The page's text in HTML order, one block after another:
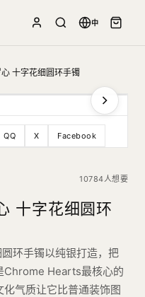
中
十字花细圆环手镯
QQ X Facebook
10784人想要
十字花细圆环
环手镯以纯银打造，把
Chrome Hearts最核心的
气质让它比普通装饰图